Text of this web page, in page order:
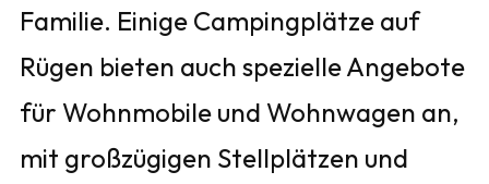
Familie. Einige Campingplätze auf
Rügen bieten auch spezielle Angebote
für Wohnmobile und Wohnwagen an,
mit großzügigen Stellplätzen und